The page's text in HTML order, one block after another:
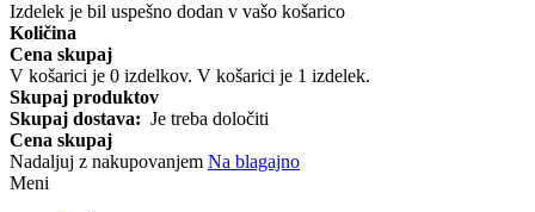
Izdelek je bil uspešno dodan v vašo košarico
Količina
Cena skupaj
V košarici je 0 izdelkov. V košarici je 1 izdelek.
Skupaj produktov
Skupaj dostava: Je treba določiti
Cena skupaj
Nadaljuj z nakupovanjem Na blagajno
Meni